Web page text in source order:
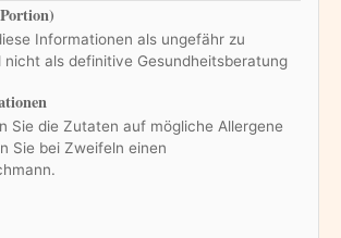
Informationen als ungefähr zu
als definitive Gesundheitsberatung
Sie die Zutaten auf mögliche Allergene
Sie bei Zweifeln einen